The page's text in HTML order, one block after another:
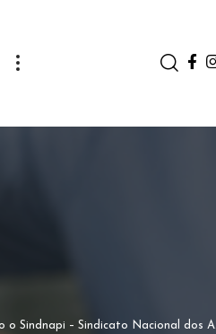
Pensionistas e Idosos orienta nesse processo